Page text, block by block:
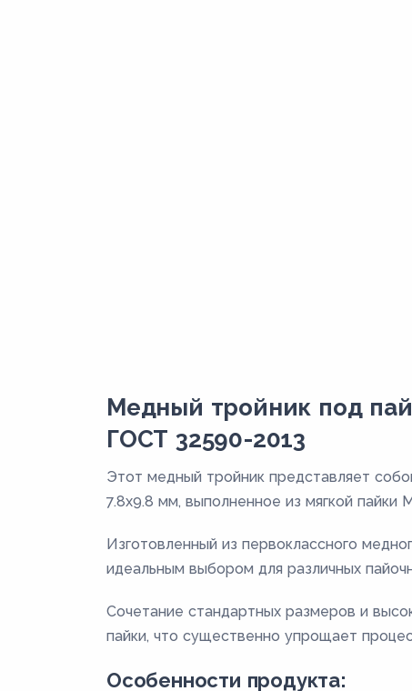
Медный тройник под
ГОСТ 32590-2013
Этот медный тройник представляет
7.8х9.8 мм, выполненное из мягкой
Изготовленный из первоклассного
идеальным выбором для различных
Сочетание стандартных размеров и
пайки, что существенно упрощает
Особенности продукта: